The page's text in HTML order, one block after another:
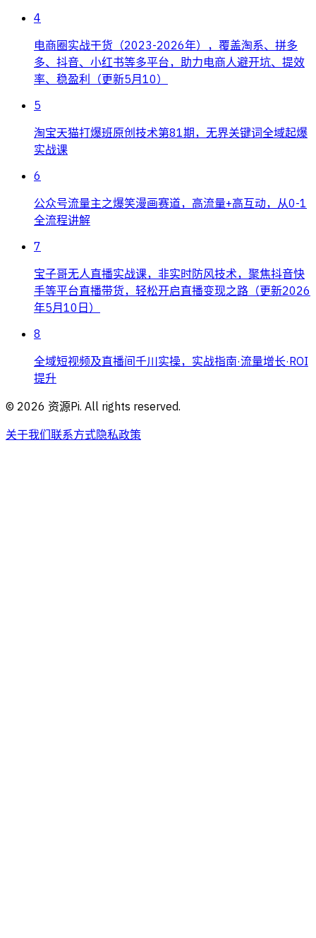
4
电商圈实战干货（2023-2026年），覆盖淘系、拼多
多、抖音、小红书等多平台，助力电商人避开坑、提效
率、稳盈利（更新5月10）
5
淘宝天猫打爆班原创技术第81期，无界关键词全域起爆
实战课
6
公众号流量主之爆笑漫画赛道，高流量+高互动，从0-1
全流程讲解
7
宝子哥无人直播实战课，非实时防风技术，聚焦抖音快
手等平台直播带货，轻松开启直播变现之路（更新2026
年5月10日）
8
全域短视频及直播间千川实操，实战指南·流量增长·ROI
提升
© 2026 资源Pi. All rights reserved.
关于我们联系方式隐私政策